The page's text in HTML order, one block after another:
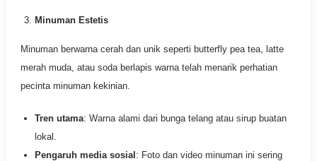
Minuman Estetis
Minuman berwarna cerah dan unik seperti butterfly pea tea, latte
merah muda, atau soda berlapis warna telah menarik perhatian
pecinta minuman kekinian.
Tren utama: Warna alami dari bunga telang atau sirup buatan
lokal.
Pengaruh media sosial : Foto dan video minuman ini sering